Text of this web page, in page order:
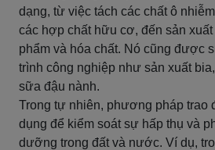
dạng, từ việc tách các chất ô
các hợp chất hữu cơ, đến sản
phẩm và hóa chất. Nó cũng được
trình công nghiệp như sản xuất
sữa đậu nành.
Trong tự nhiên, phương pháp trao
dụng để kiểm soát sự hấp thụ và
dưỡng trong đất và nước. Ví dụ,